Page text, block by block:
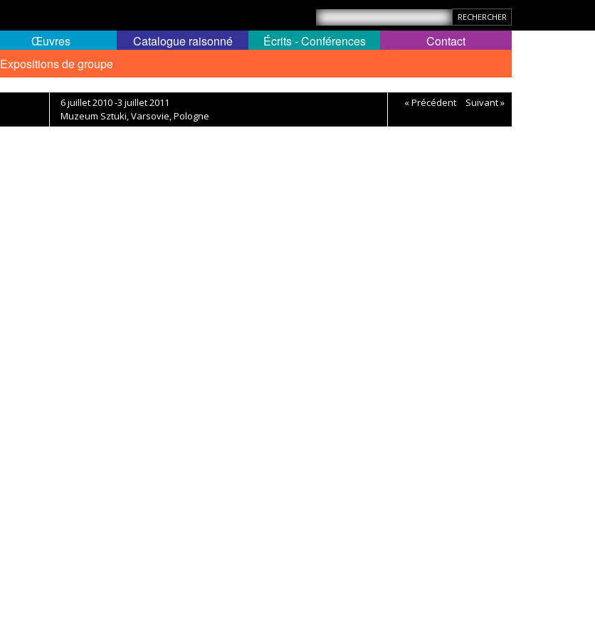
Expositions de groupe
Œuvres Catalogue raisonné Écrits - Conférences Contact
6 juillet 2010 -3 juillet 2011
Muzeum Sztuki, Varsovie, Pologne
« Précédent Suivant »